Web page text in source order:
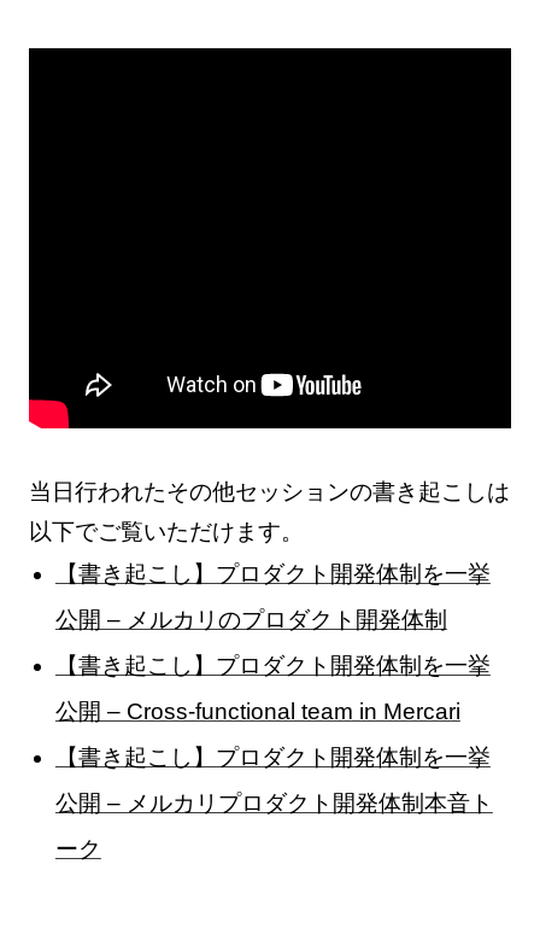
当日行われたその他セッションの書き起こしは
以下でご覧いただけます。
【書き起こし】プロダクト開発体制を一挙
公開 – メルカリのプロダクト開発体制
【書き起こし】プロダクト開発体制を一挙
公開 – Cross-functional team in Mercari
【書き起こし】プロダクト開発体制を一挙
公開 – メルカリプロダクト開発体制本音ト
ーク